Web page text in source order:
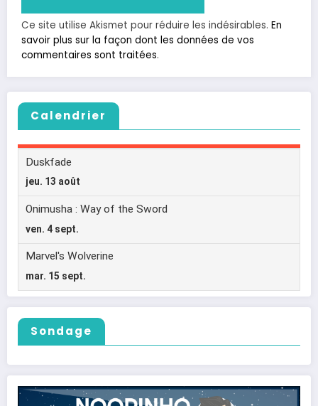
Ce site utilise Akismet pour réduire les indésirables. En
savoir plus sur la façon dont les données de vos
commentaires sont traitées.
Calendrier
Sondage